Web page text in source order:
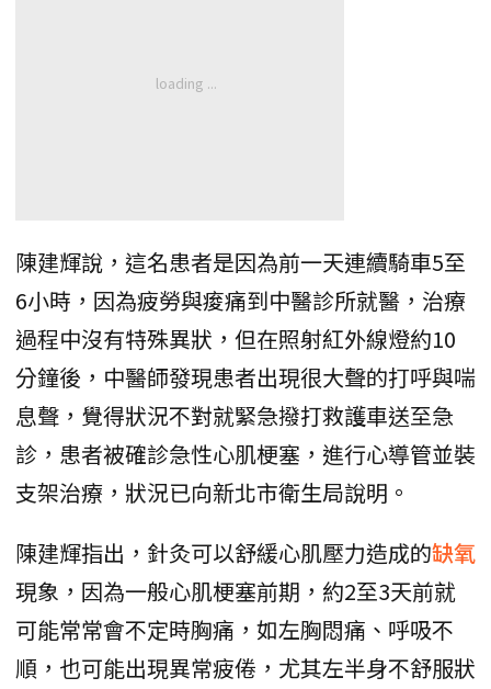
陳建輝說，這名患者是因為前一天連續騎車5至
6小時，因為疲勞與痠痛到中醫診所就醫，治療
過程中沒有特殊異狀，但在照射紅外線燈約10
分鐘後，中醫師發現患者出現很大聲的打呼與喘
息聲，覺得狀況不對就緊急撥打救護車送至急
診，患者被確診急性心肌梗塞，進行心導管並裝
支架治療，狀況已向新北市衛生局說明。
陳建輝指出，針灸可以舒緩心肌壓力造成的缺氧
現象，因為一般心肌梗塞前期，約2至3天前就
可能常常會不定時胸痛，如左胸悶痛、呼吸不
順，也可能出現異常疲倦，尤其左半身不舒服狀